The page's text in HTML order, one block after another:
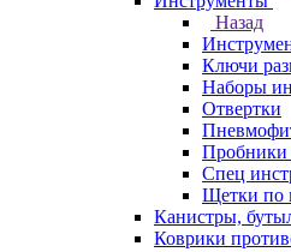
Назад
Ключи
Наборы
Отвертки
Пробники
Спец
Щетки по
Канистры,
Коврики